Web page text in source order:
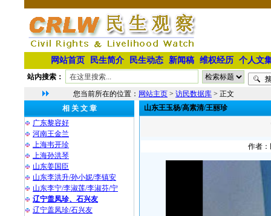
网站首页 民生简介 民生动态 新闻稿 维权经历 个人文
站内搜索：
您当前所在的位置： 网站主页 > 访民数据库 > 正文
相 关 文 章
广东黎容好
河南王金兰
上海韦开珍
上海孙洪琴
山东姜国臣
山东李洪升/孙小妮/李镇安
山东李宁/李淑莲/李淑芬/宁
辽宁盖凤珍、石兴友
辽宁盖凤珍/石兴友
山东王玉杨/高素清/王丽珍
作者：